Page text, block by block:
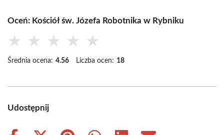
Oceń: Kościół św. Józefa Robotnika w Rybniku
★ ★ ★ ★ ★
Średnia ocena: 4.56 Liczba ocen: 18
Udostępnij